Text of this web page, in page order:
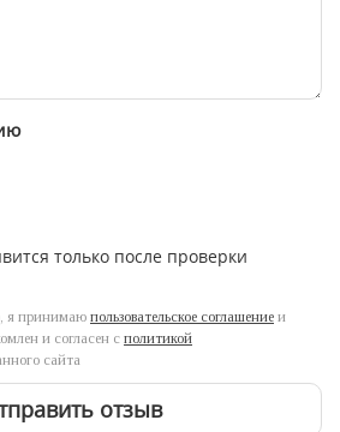
только после проверки
я принимаю пользовательское соглашение и
и согласен с политикой
сайта
отзыв